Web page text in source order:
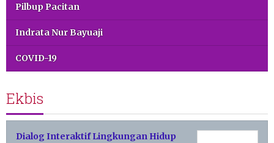
Pilbup Pacitan
Indrata Nur Bayuaji
COVID-19
Ekbis
Dialog Interaktif Lingkungan Hidup